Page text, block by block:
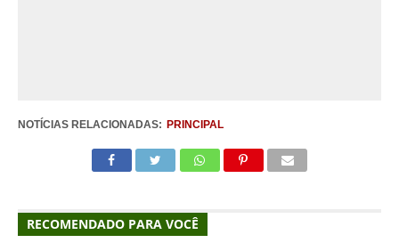
NOTÍCIAS RELACIONADAS: PRINCIPAL
RECOMENDADO PARA VOCÊ